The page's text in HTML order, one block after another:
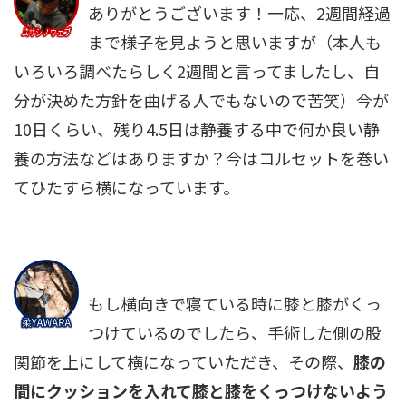
ありがとうございます！一応、2週間経過
まで様子を見ようと思いますが（本人も
いろいろ調べたらしく2週間と言ってましたし、自
分が決めた方針を曲げる人でもないので苦笑）今が
10日くらい、残り4.5日は静養する中で何か良い静
養の方法などはありますか？今はコルセットを巻い
てひたすら横になっています。
もし横向きで寝ている時に膝と膝がくっ
つけているのでしたら、手術した側の股
関節を上にして横になっていただき、その際、 膝の
間にクッションを入れて膝と膝をくっつけないよう